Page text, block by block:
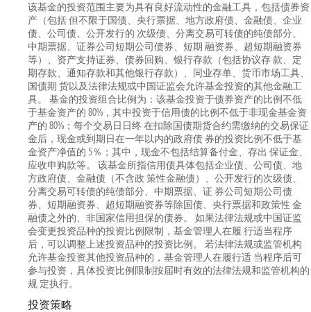
该基金的投资范围主要为具有良好流动性的金融工具，包括债券资
产（包括 但不限于国债、央行票据、地方政府债、金融债、企业
债、公司债、公开发行的 次级债、分离交易可转债的纯债部分、
中期票据、证券公司短期公司债券、短期 融资券、超短期融资券
等）、资产支持证券、债券回购、银行存款（包括协议存 款、定
期存款、通知存款和其他银行存款）、同业存单、货币市场工具、
国债期 货以及法律法规或中国证监会允许基金投资的其他金融工
具。 基金的投资组合比例为：该基金投资于债券资产的比例不低
于基金资产的 80%，其中投资于信用债的比例不低于非现金基金资
产的 80%；每个交易日日终 在扣除国债期货合约需缴纳的交易保证
金后，现金或到期日在一年以内的政府债 券的投资比例不低于基
金资产净值的 5％；其中，现金不包括结算备付金、存出 保证金、
应收申购款等。 该基金所指信用债具体包括企业债、公司债、地
方政府债、金融债（不含政 策性金融债）、公开发行的次级债、
分离交易可转债的纯债部分、中期票据、证 券公司短期公司债
券、短期融资券、超短期融资券等除国债、央行票据和政策性 金
融债之外的、非国家信用担保的债券。 如果法律法规或中国证监
会变更投资品种的投资比例限制，基金管理人在履 行适当程序
后，可以调整上述投资品种的投资比例。 若法律法规或监管机构
允许基金投资其他投资品种的，基金管理人在履行适 当程序后可
参与投资，具体投资比例限制按届时有效的法律法规和监管机构的
规 定执行。
投资策略